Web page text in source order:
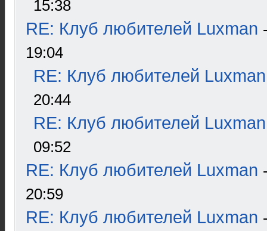
15:38
RE: Клуб любителей Luxman
19:04
RE: Клуб любителей Luxman
20:44
RE: Клуб любителей Luxman
09:52
RE: Клуб любителей Luxman
20:59
RE: Клуб любителей Luxman